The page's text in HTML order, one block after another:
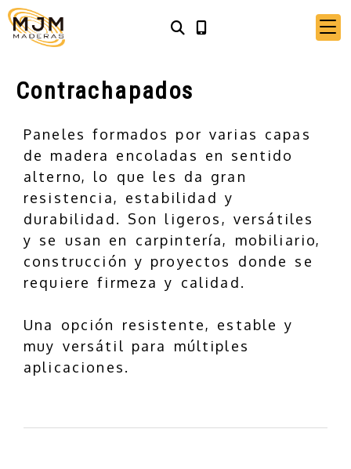
Contrachapados
Paneles formados por varias capas
de madera encoladas en sentido
alterno, lo que les da gran
resistencia, estabilidad y
durabilidad. Son ligeros, versátiles
y se usan en carpintería, mobiliario,
construcción y proyectos donde se
requiere firmeza y calidad.
Una opción resistente, estable y
muy versátil para múltiples
aplicaciones.